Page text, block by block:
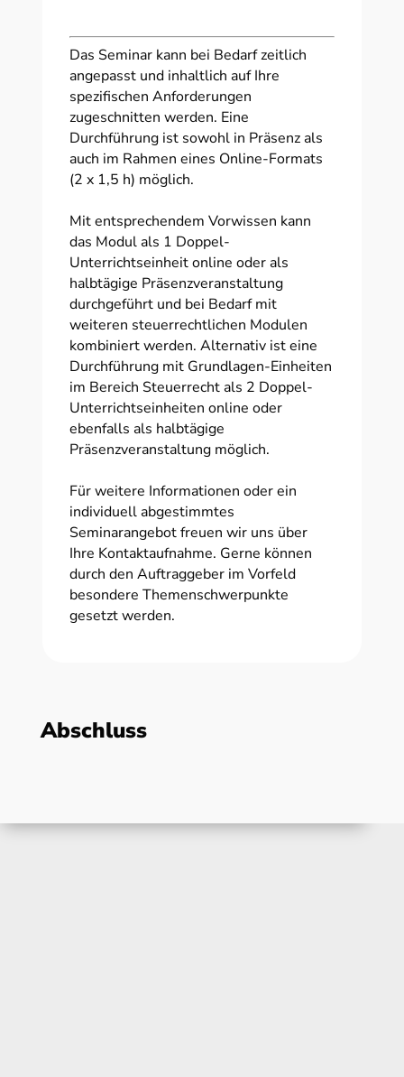
Das Seminar kann bei Bedarf zeitlich
angepasst und inhaltlich auf Ihre
spezifischen Anforderungen
zugeschnitten werden. Eine
Durchführung ist sowohl in Präsenz als
auch im Rahmen eines Online-Formats
(2 x 1,5 h) möglich.
Mit entsprechendem Vorwissen kann
das Modul als 1 Doppel-
Unterrichtseinheit online oder als
halbtägige Präsenzveranstaltung
durchgeführt und bei Bedarf mit
weiteren steuerrechtlichen Modulen
kombiniert werden. Alternativ ist eine
Durchführung mit Grundlagen-Einheiten
im Bereich Steuerrecht als 2 Doppel-
Unterrichtseinheiten online oder
ebenfalls als halbtägige
Präsenzveranstaltung möglich.
Für weitere Informationen oder ein
individuell abgestimmtes
Seminarangebot freuen wir uns über
Ihre Kontaktaufnahme. Gerne können
durch den Auftraggeber im Vorfeld
besondere Themenschwerpunkte
gesetzt werden.
Abschluss